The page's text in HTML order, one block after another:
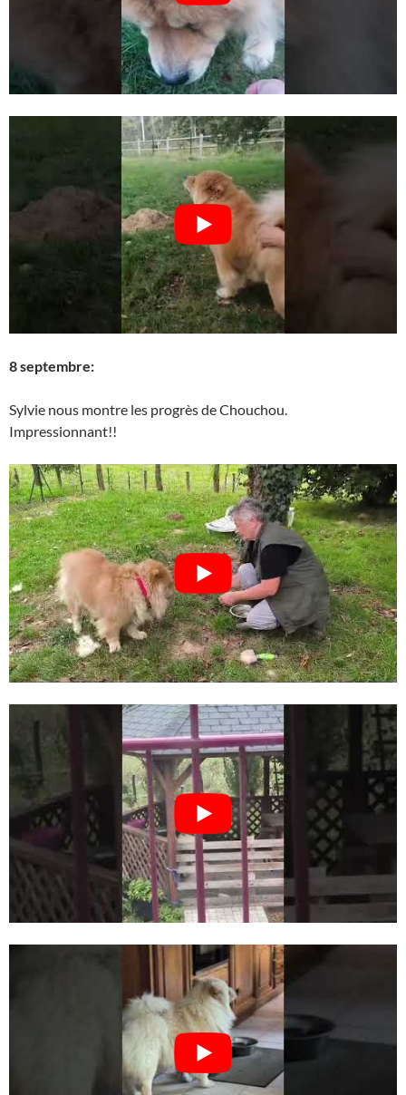
8 septembre:
Sylvie nous montre les progrès de Chouchou.
Impressionnant!!